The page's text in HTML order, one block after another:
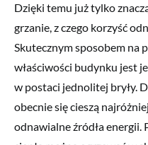
Dzięki temu już tylko
grzanie, z czego korzyść
Skutecznym sposobem na
właściwości budynku jest
w postaci jednolitej bryły.
obecnie się cieszą
odnawialne źródła energii.